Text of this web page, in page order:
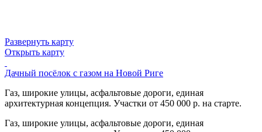
Развернуть карту
Открыть карту
Дачный посёлок с газом на Новой Риге
Газ, широкие улицы, асфальтовые дороги, единая
архитектурная концепция. Участки от 450 000 р. на старте.
Газ, широкие улицы, асфальтовые дороги, единая